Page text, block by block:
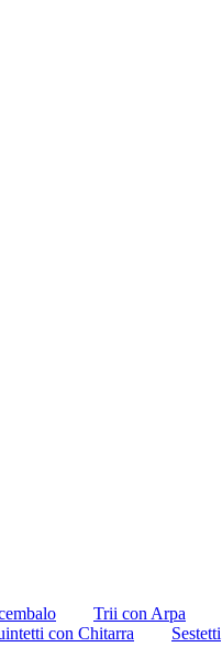
Trii con Arpa
con Chitarra Sestetti